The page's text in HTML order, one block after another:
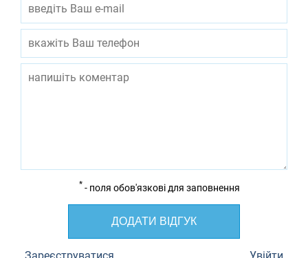
* - поля обов'язкові для заповнення
ДОДАТИ ВІДГУК
Зареєструватися Увійти